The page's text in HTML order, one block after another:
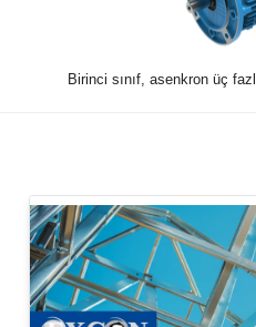
Birinci sınıf, asenkron üç